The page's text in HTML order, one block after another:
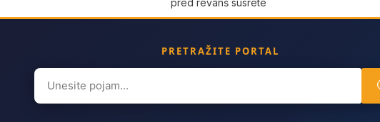
pred revanš susrete
PRETRAŽITE PORTAL
Search
for: